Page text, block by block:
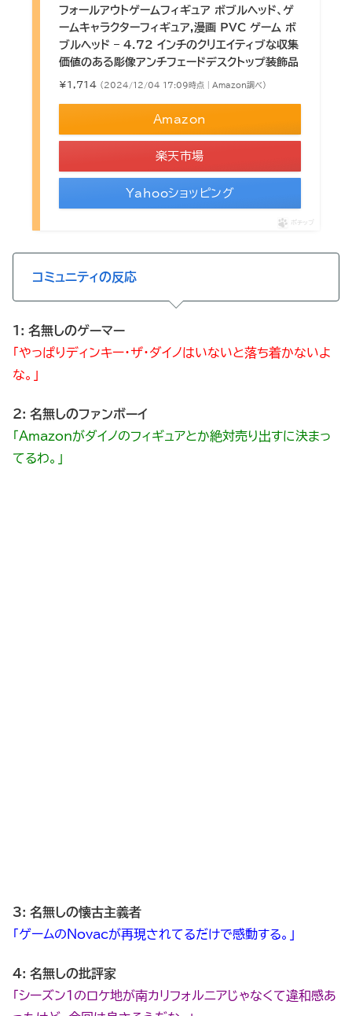
フォールアウトゲームフィギュア ボブルヘッド、ゲ
ームキャラクターフィギュア,漫画 PVC ゲーム ボ
ブルヘッド – 4.72 インチのクリエイティブな収集
価値のある彫像アンチフェードデスクトップ装飾品
¥1,714 （2024/12/04 17:09時点 | Amazon調べ）
Amazon
楽天市場
Yahooショッピング
ポチップ
コミュニティの反応
1: 名無しのゲーマー
「やっぱりディンキー・ザ・ダイノはいないと落ち着かないよ
な。」
2: 名無しのファンボーイ
「Amazonがダイノのフィギュアとか絶対売り出すに決まっ
てるわ。」
3: 名無しの懐古主義者
「ゲームのNovacが再現されてるだけで感動する。」
4: 名無しの批評家
「シーズン1のロケ地が南カリフォルニアじゃなくて違和感あ